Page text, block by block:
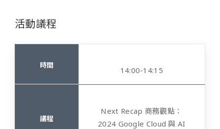
活動議程
14:00-14:15
Next Recap 商務觀點：
2024 Google Cloud 與 AI